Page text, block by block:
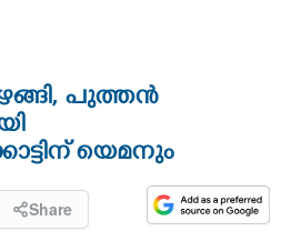
പുത്തന്‍
യെമനും
Share